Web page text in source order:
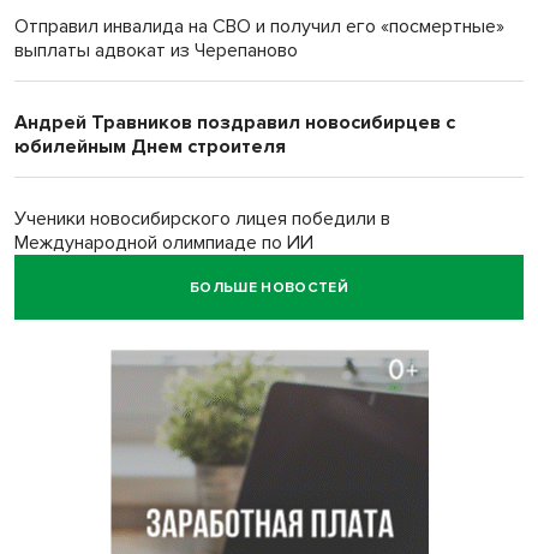
Отправил инвалида на СВО и получил его «посмертные»
выплаты адвокат из Черепаново
Андрей Травников поздравил новосибирцев с
юбилейным Днем строителя
Ученики новосибирского лицея победили в
Международной олимпиаде по ИИ
Остановку электричек о.п. Радуга Сибири начали строить
Транспортная прокуратура проверит S7 после инцидента
в аэропорту Норильска
500 литров ухи сварили новосибирцам на
Бугринском пляже
БОЛЬШЕ НОВОСТЕЙ